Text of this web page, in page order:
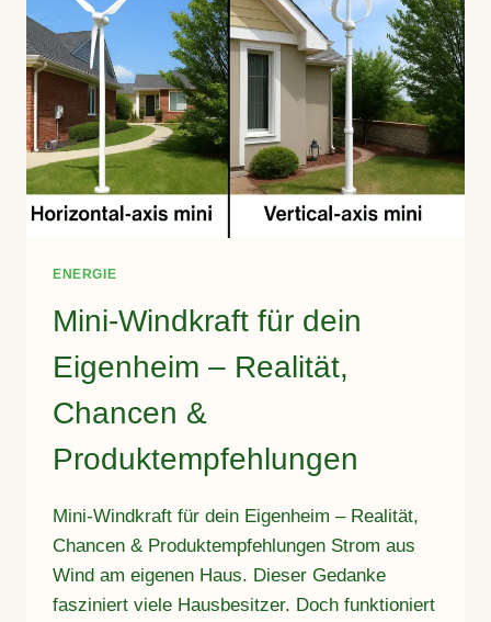
ENERGIE
Mini-Windkraft für dein
Eigenheim – Realität,
Chancen &
Produktempfehlungen
Mini-Windkraft für dein Eigenheim – Realität,
Chancen & Produktempfehlungen Strom aus
Wind am eigenen Haus. Dieser Gedanke
fasziniert viele Hausbesitzer. Doch funktioniert